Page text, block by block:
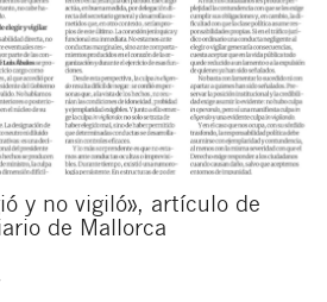
y no vigiló», artículo de
de Mallorca